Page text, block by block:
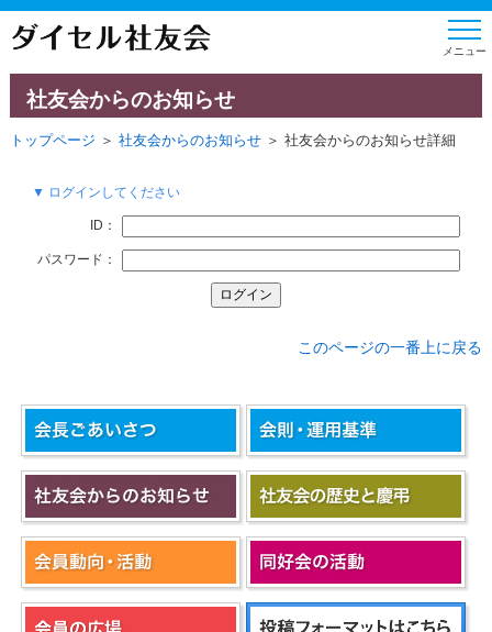
社友会からのお知らせ
トップページ ＞ 社友会からのお知らせ＞ 社友会からのお知らせ詳細
▼ ログインしてください
ID：
パスワード：
このページの一番上に戻る